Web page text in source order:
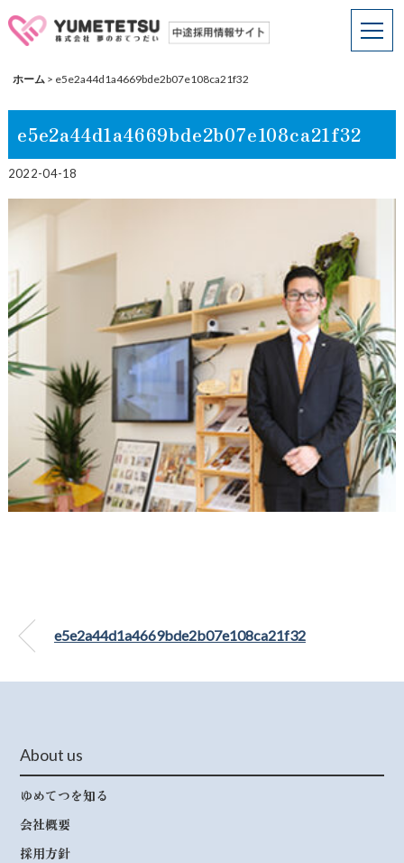
ホーム > e5e2a44d1a4669bde2b07e108ca21f32
e5e2a44d1a4669bde2b07e108ca21f32
2022-04-18
e5e2a44d1a4669bde2b07e108ca21f32
About us
ゆめてつを知る
会社概要
採用方針